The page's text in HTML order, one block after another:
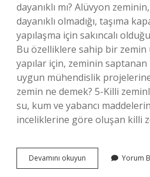
dayanıklı mı? Alüvyon
dayanıklı olmadığı, taşıma
yapılaşma için sakıncalı
Bu özelliklere sahip bir zemin
yapılar için, zeminin
uygun mühendislik
zemin ne demek? 5-Killi
su, kum ve yabancı
inceliklerine göre oluşan killi
Devamını okuyun
Zemin
Yorum